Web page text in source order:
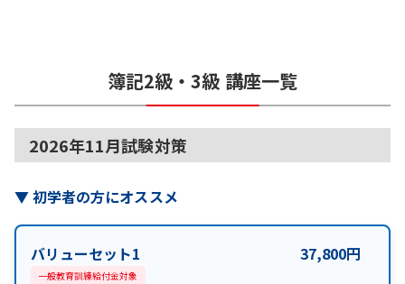
簿記2級・3級 講座一覧
2026年11月試験対策
▼初学者の方にオススメ
バリューセット1 37,800円
一般教育訓練給付金対象